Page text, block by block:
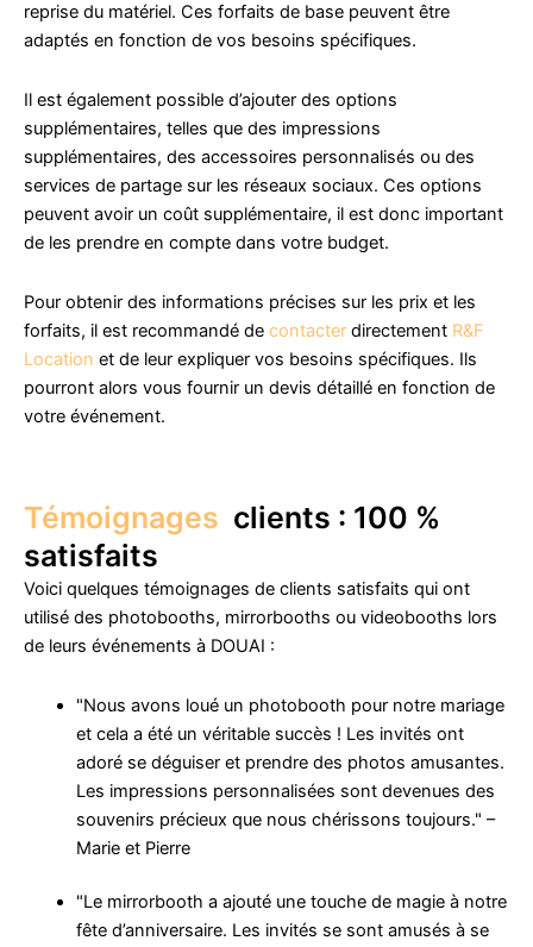
reprise du matériel. Ces forfaits de base peuvent être
adaptés en fonction de vos besoins spécifiques.
Il est également possible d’ajouter des options
supplémentaires, telles que des impressions
supplémentaires, des accessoires personnalisés ou des
services de partage sur les réseaux sociaux. Ces options
peuvent avoir un coût supplémentaire, il est donc important
de les prendre en compte dans votre budget.
Pour obtenir des informations précises sur les prix et les
forfaits, il est recommandé de contacter directement R&F
Location et de leur expliquer vos besoins spécifiques. Ils
pourront alors vous fournir un devis détaillé en fonction de
votre événement.
Témoignages clients : 100 %
satisfaits
Voici quelques témoignages de clients satisfaits qui ont
utilisé des photobooths, mirrorbooths ou videobooths lors
de leurs événements à DOUAI :
"Nous avons loué un photobooth pour notre mariage
et cela a été un véritable succès ! Les invités ont
adoré se déguiser et prendre des photos amusantes.
Les impressions personnalisées sont devenues des
souvenirs précieux que nous chérissons toujours." –
Marie et Pierre
"Le mirrorbooth a ajouté une touche de magie à notre
fête d’anniversaire. Les invités se sont amusés à se